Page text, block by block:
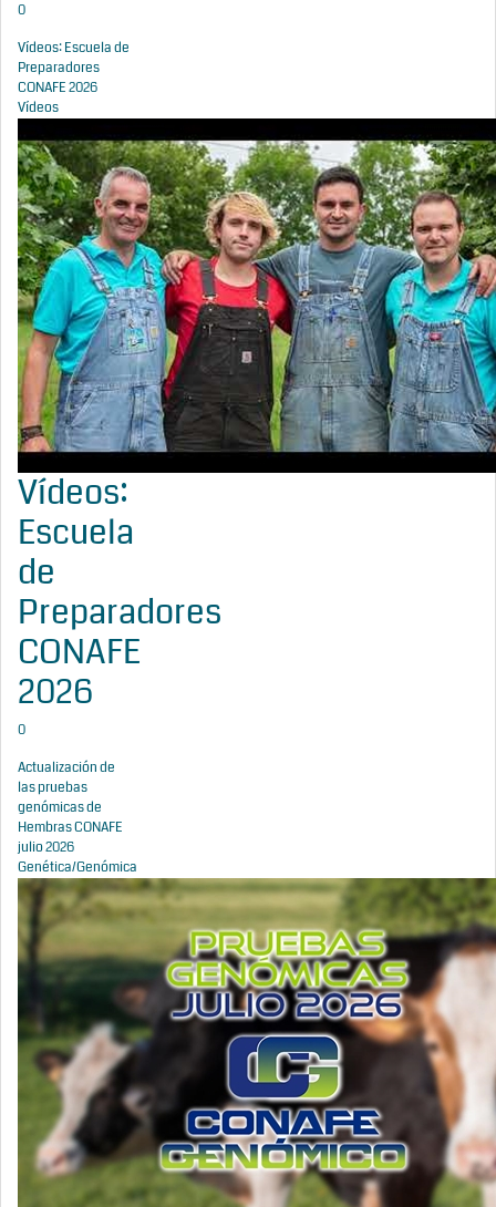
0
Vídeos: Escuela de
Preparadores
CONAFE 2026
Vídeos
Vídeos:
Escuela
de
Preparadores
CONAFE
2026
0
Actualización de
las pruebas
genómicas de
Hembras CONAFE
julio 2026
Genética/Genómica